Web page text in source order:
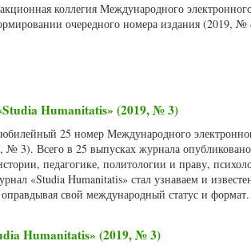
коллегия Международного
очередного номера издания (2019, №
Humanitatis» (2019, № 3)
25 номер Международного
3). Всего в 25 выпусках журнала
педагогике, политологии и праву,
«Studia Humanitatis» стал узнаваем и
свой международный статус и формат.
Humanitatis» (2019, № 3)